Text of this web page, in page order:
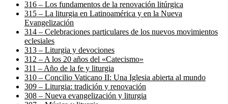
316 – Los fundamentos de la renovación litúrgica
315 – La liturgia en Latinoamérica y en la Nueva
Evangelización
314 – Celebraciones particulares de los nuevos movimientos
eclesiales
313 – Liturgia y devociones
312 – A los 20 años del «Catecismo»
311 – Año de la fe y liturgia
310 – Concilio Vaticano II: Una Iglesia abierta al mundo
309 – Liturgia: tradición y renovación
308 – Nueva evangelización y liturgia